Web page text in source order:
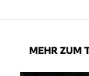
MEHR ZUM